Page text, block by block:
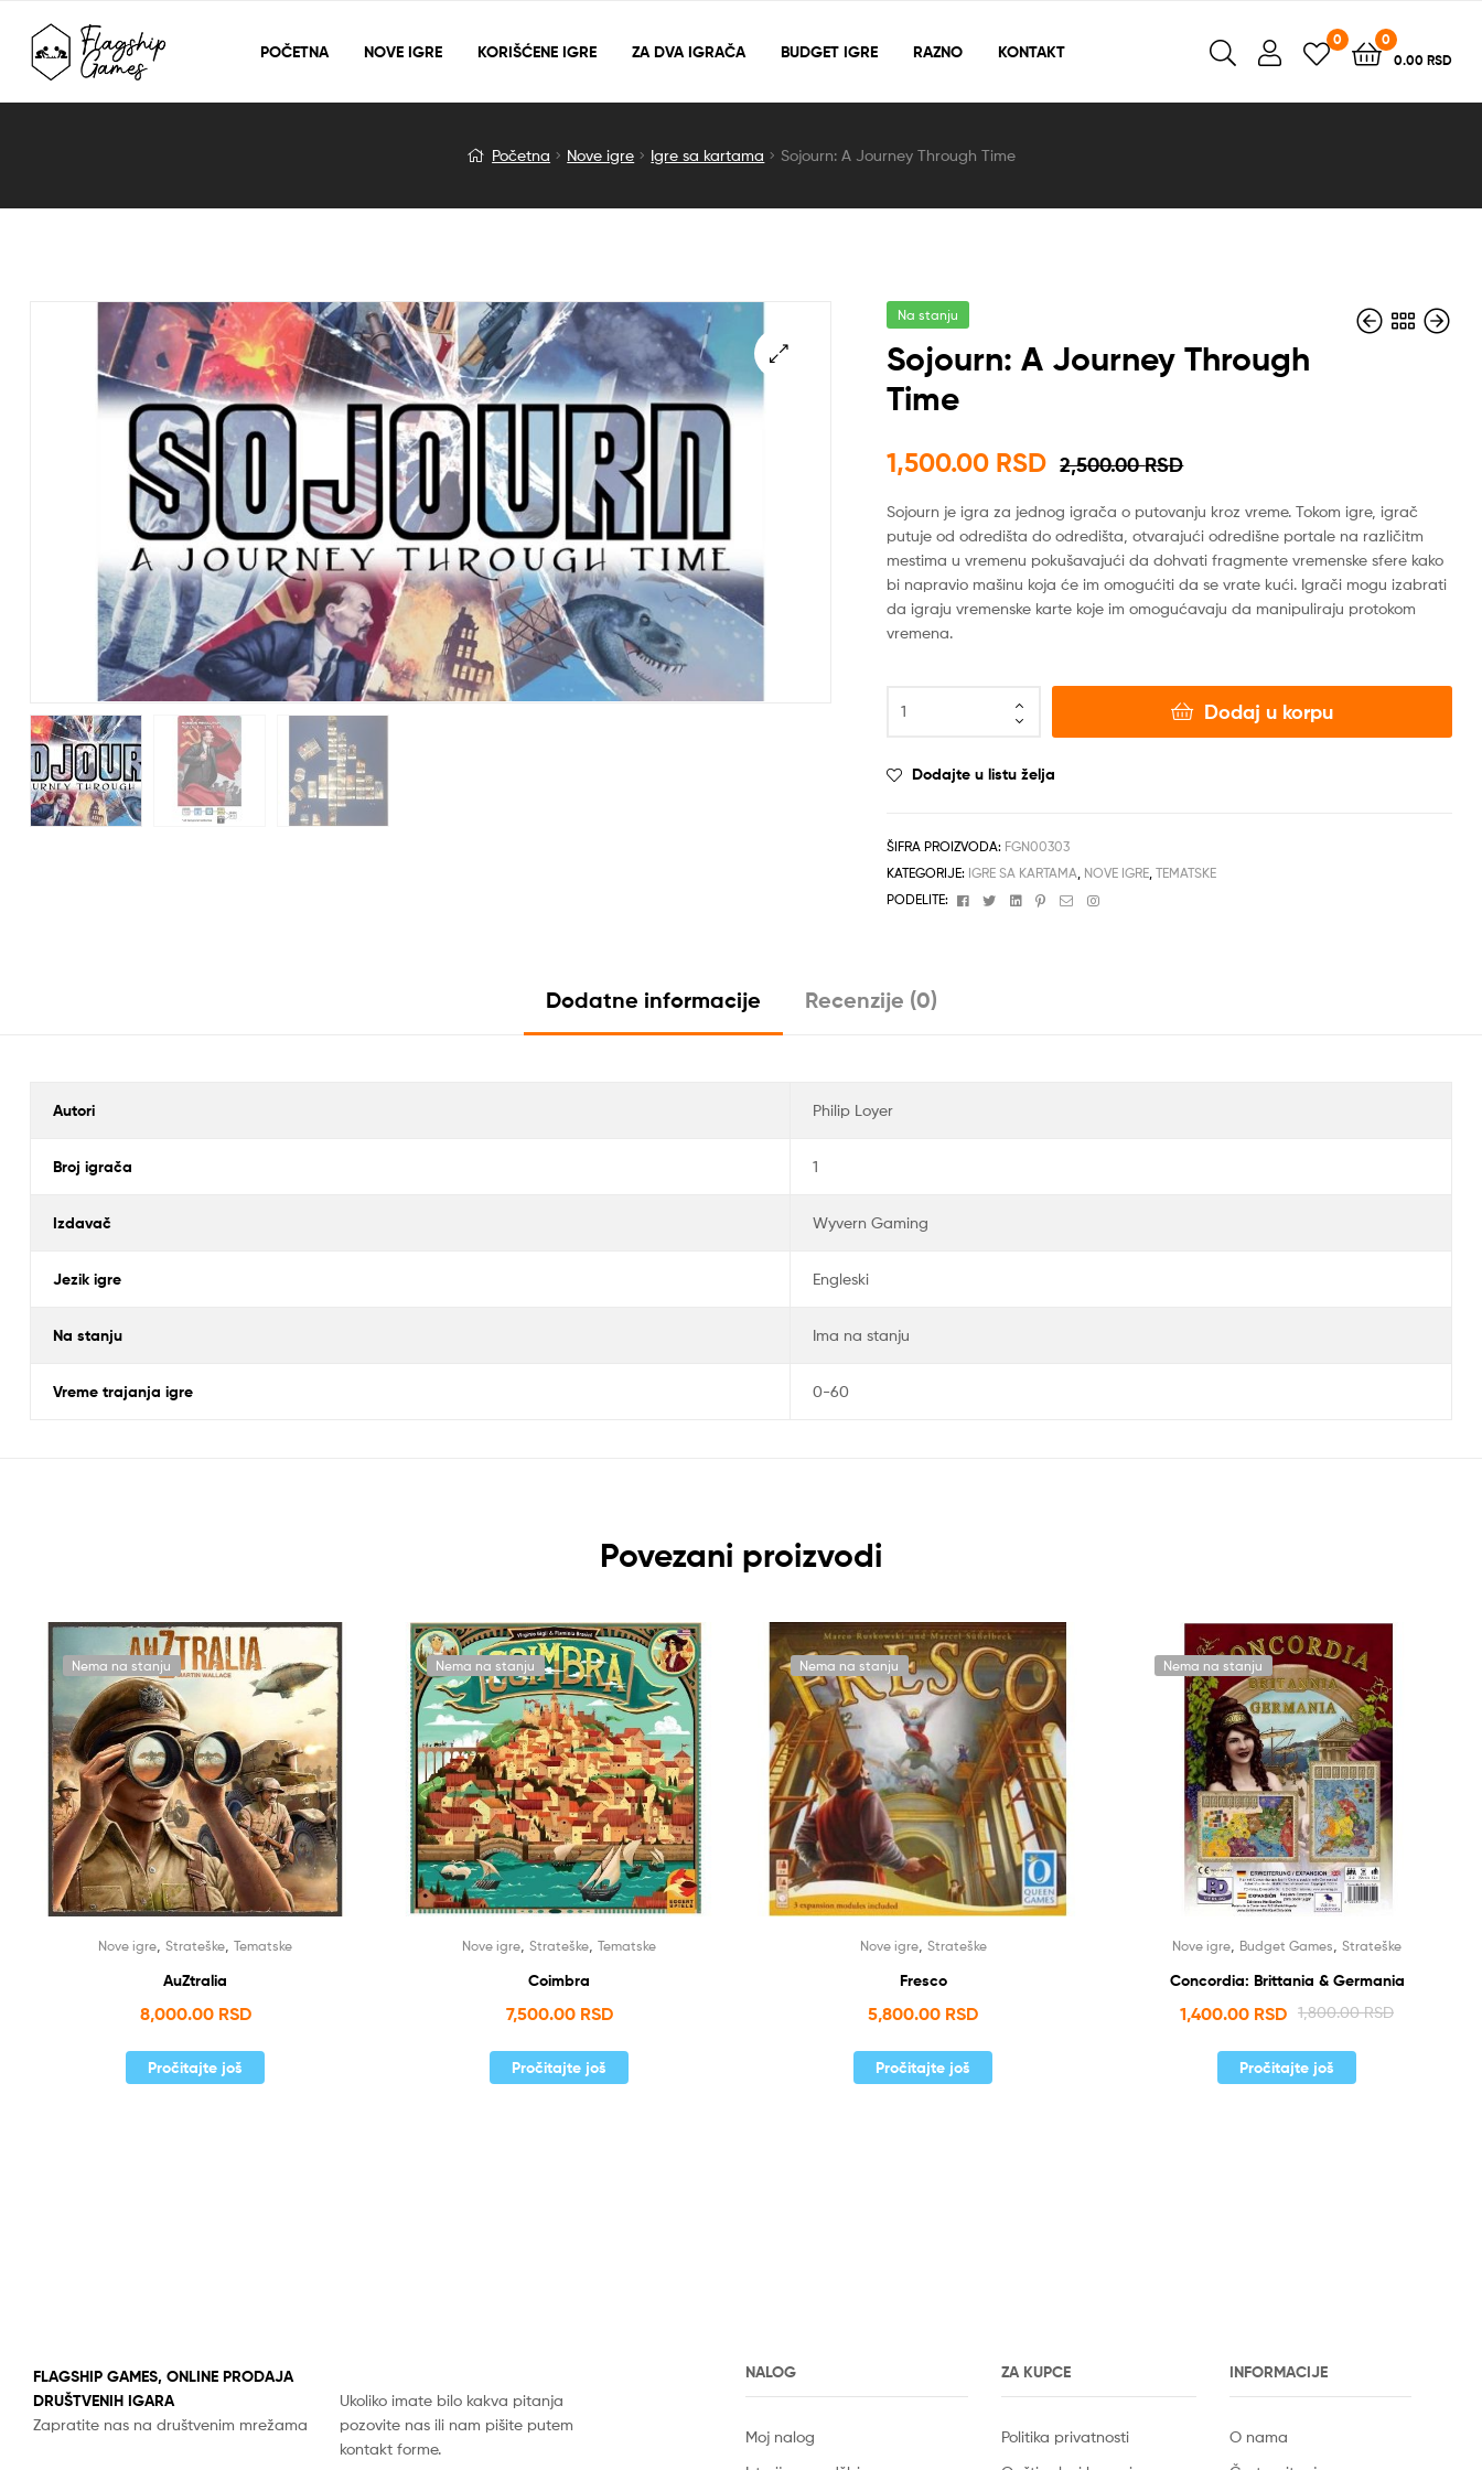
POČETNA NOVE IGRE KORIŠĆENE IGRE ZA DVA IGRAČA BUDGET IGRE RAZNO KONTAKT
0
0
0.00 RSD
Detail
Početna Nove igre Igre sa kartama Sojourn: A Journey Through Time
Na stanju
Sojourn: A Journey Through
Time
2,500.00RSD
1,500.00 RSD
Sojourn je igra za jednog igrača o putovanju kroz vreme. Tokom igre, igrač
putuje od odredišta do odredišta, otvarajući odredišne portale na različitm
mestima u vremenu pokušavajući da dohvati fragmente vremenske sfere kako
bi napravio mašinu koja će im omogućiti da se vrate kući. Igrači mogu izabrati
da igraju vremenske karte koje im omogućavaju da manipuliraju protokom
vremena.
Dodaj u korpu
Dodajte u listu želja
ŠIFRA PROIZVODA: FGN00303
KATEGORIJE: IGRE SA KARTAMA, NOVE IGRE,TEMATSKE
PODELITE:
FacebookTwitterLinkedinPinterest
EmailInstagram
Dodatne informacije Recenzije (0)
Autori Philip Loyer
Broj igrača 1
Izdavač Wyvern Gaming
Jezik igre Engleski
Na stanju Ima na stanju
Vreme trajanja igre 0-60
Povezani proizvodi
Nema na stanju
Nove igre Strateške Tematske
AuZtralia
8,000.00 RSD
Pročitajte još
Nema na stanju
Nove igre Strateške Tematske
Coimbra
7,500.00 RSD
Pročitajte još
Nema na stanju
Nove igre, Strateške
Fresco
5,800.00 RSD
Pročitajte još
Nema na stanju
Nove igre Budget Games Strateške
Concordia: Brittania & Germania
1,800.00RSD
1,400.00 RSD
Pročitajte još
FLAGSHIP GAMES, ONLINE PRODAJA
DRUŠTVENIH IGARA
Zapratite nas na društvenim mrežama
Ukoliko imate bilo kakva pitanja
pozovite nas ili nam pišite putem
kontakt forme.
NALOG
Moj nalog
ZA KUPCE
Politika privatnosti
INFORMACIJE
O nama